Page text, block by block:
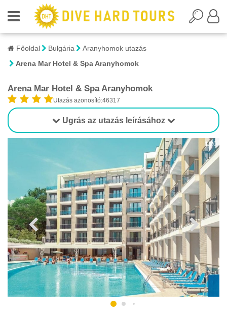
Főoldal Bulgária
Aranyhomok utazás
Arena Mar Hotel & Spa Aranyhomok
Arena Mar Hotel & Spa Aranyhomok
Utazás azonosító:46317
Ugrás az utazás leírásához
1/20